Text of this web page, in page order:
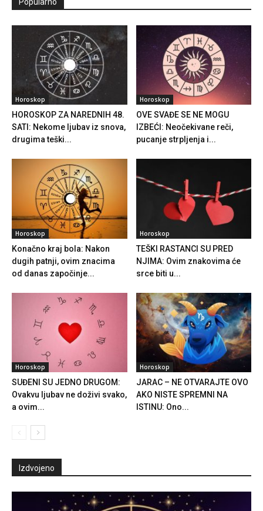
Popularno
Horoskop
HOROSKOP ZA NAREDNIH 48.
SATI: Nekome ljubav iz snova,
drugima teški...
Horoskop
OVE SVAĐE SE NE MOGU
IZBEĆI: Neočekivane reči,
pucanje strpljenja i...
Horoskop
Konačno kraj bola: Nakon
dugih patnji, ovim znacima
od danas započinje...
Horoskop
TEŠKI RASTANCI SU PRED
NJIMA: Ovim znakovima će
srce biti u...
Horoskop
SUĐENI SU JEDNO DRUGOM:
Ovakvu ljubav ne doživi svako,
a ovim...
Horoskop
JARAC – NE OTVARAJTE OVO
AKO NISTE SPREMNI NA
ISTINU: Ono...
Izdvojeno